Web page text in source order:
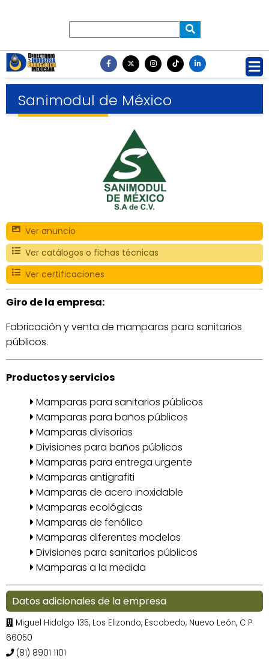
Sanimodul de México
Ver anuncio
Ver catálogos o fichas técnicas
Ver certificaciones
Giro de la empresa:
Fabricación y venta de mamparas para sanitarios
públicos.
Productos y servicios
Mamparas para sanitarios públicos
Mamparas para baños públicos
Mamparas divisorias
Divisiones para baños públicos
Mamparas para entrega urgente
Mamparas antigrafiti
Mamparas de acero inoxidable
Mamparas ecológicas
Mamparas de fenólico
Mamparas diferentes modelos
Divisiones para sanitarios públicos
Mamparas a la medida
Datos adicionales de la empresa
Miguel Hidalgo 135, Los Elizondo, Escobedo, Nuevo León, C.P.
66050
(81) 8901 1101